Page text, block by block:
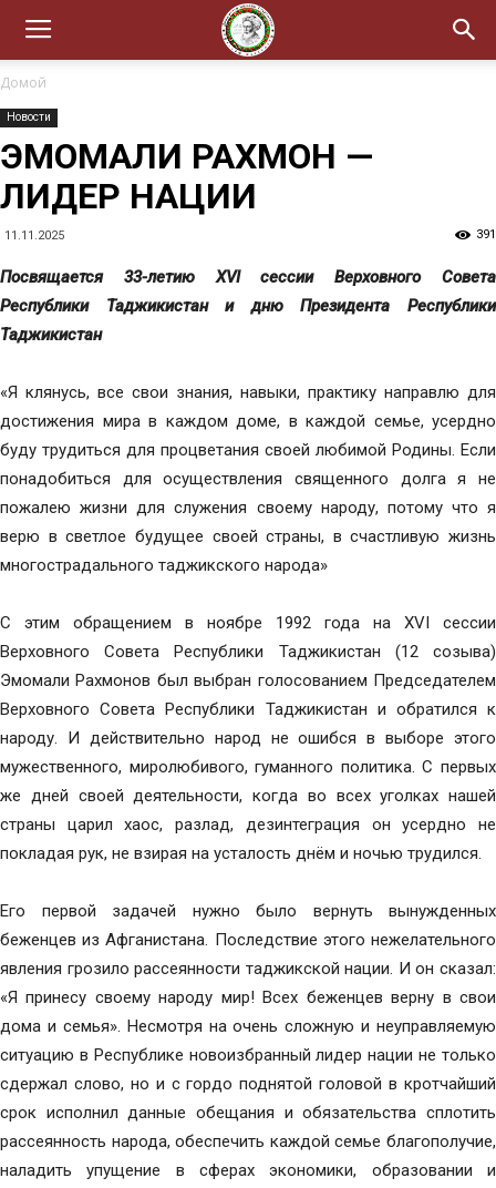
Домой
Новости
ЭМОМАЛИ РАХМОН —
ЛИДЕР НАЦИИ
11.11.2025 391
Посвящается 33-летию XVI сессии Верховного Совета
Республики Таджикистан и дню Президента Республики
Таджикистан
«Я клянусь, все свои знания, навыки, практику направлю для
достижения мира в каждом доме, в каждой семье, усердно
буду трудиться для процветания своей любимой Родины. Если
понадобиться для осуществления священного долга я не
пожалею жизни для служения своему народу, потому что я
верю в светлое будущее своей страны, в счастливую жизнь
многострадального таджикского народа»
С этим обращением в ноябре 1992 года на XVI сессии
Верховного Совета Республики Таджикистан (12 созыва)
Эмомали Рахмонов был выбран голосованием Председателем
Верховного Совета Республики Таджикистан и обратился к
народу. И действительно народ не ошибся в выборе этого
мужественного, миролюбивого, гуманного политика. С первых
же дней своей деятельности, когда во всех уголках нашей
страны царил хаос, разлад, дезинтеграция он усердно не
покладая рук, не взирая на усталость днём и ночью трудился.
Его первой задачей нужно было вернуть вынужденных
беженцев из Афганистана. Последствие этого нежелательного
явления грозило рассеянности таджикской нации. И он сказал:
«Я принесу своему народу мир! Всех беженцев верну в свои
дома и семья». Несмотря на очень сложную и неуправляемую
ситуацию в Республике новоизбранный лидер нации не только
сдержал слово, но и с гордо поднятой головой в кротчайший
срок исполнил данные обещания и обязательства сплотить
рассеянность народа, обеспечить каждой семье благополучие,
наладить упущение в сферах экономики, образовании и